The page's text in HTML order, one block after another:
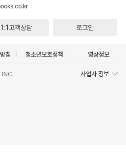
1:1고객상담 로그인
침 청소년보호정책 영상정보
INC. 사업자 정보